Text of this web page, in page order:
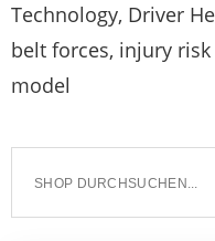
Technology, Driver
belt forces, injury
model